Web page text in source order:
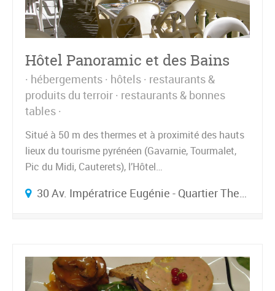
Hôtel Panoramic et des Bains
hébergements hôtels restaurants &
produits du terroir restaurants & bonnes
tables
Situé à 50 m des thermes et à proximité des hauts
lieux du tourisme pyrénéen (Gavarnie, Tourmalet,
Pic du Midi, Cauterets), l’Hôtel…
30 Av. Impératrice Eugénie - Quartier Thermal LUZ-SAINT-SAUVEUR